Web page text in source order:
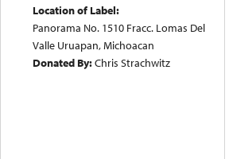
Location of Label:
Panorama No. 1510 Fracc. Lomas Del
Valle Uruapan, Michoacan
Donated By:Chris Strachwitz